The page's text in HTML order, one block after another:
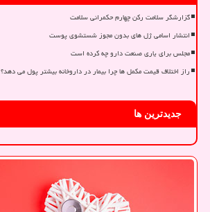
گزارشگر سلامت رکن چهارم حکمرانی سلامت
انتشار اسامی ژل های بدون مجوز شستشوی پوست
مجلس برای یاری صنعت دارو چه کرده است
راز اختلاف قیمت مکمل ها چرا بیمار در داروخانه بیشتر پول می دهد؟
جدیدترین ها